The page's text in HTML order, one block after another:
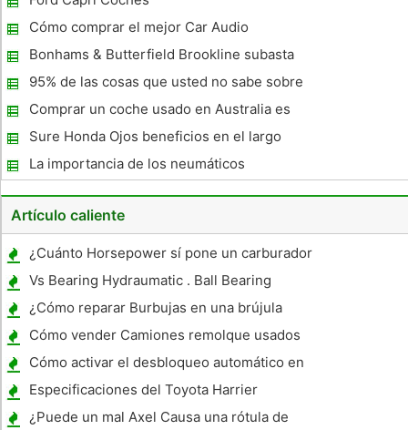
Cómo comprar el mejor Car Audio
Bonhams & Butterfield Brookline subasta
vendió un Bugatti raro que los $ 1,2 millones
95% de las cosas que usted no sabe sobre
el Ute Ss
Comprar un coche usado en Australia es
económico
Sure Honda Ojos beneficios en el largo
plazo
La importancia de los neumáticos
correctamente inflados Mantener
Artículo caliente
¿Cuánto Horsepower sí pone un carburador
Weber fuera?
Vs Bearing Hydraumatic . Ball Bearing
¿Cómo reparar Burbujas en una brújula
Cómo vender Camiones remolque usados ​​
en Nueva Jersey
Cómo activar el desbloqueo automático en
una Dodge Caravan 2005
Especificaciones del Toyota Harrier
¿Puede un mal Axel Causa una rótula de